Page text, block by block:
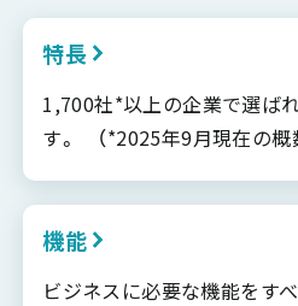
特長
1,700社*以上の企業で選ば
す。 （*2025年9月現在の概
機能
ビジネスに必要な機能をす